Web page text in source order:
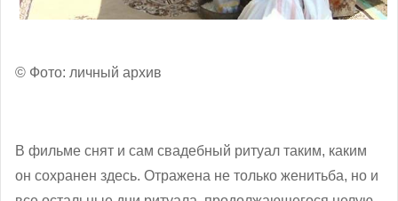
© Фото: личный архив
В фильме снят и сам свадебный ритуал таким, каким
он сохранен здесь. Отражена не только женитьба, но и